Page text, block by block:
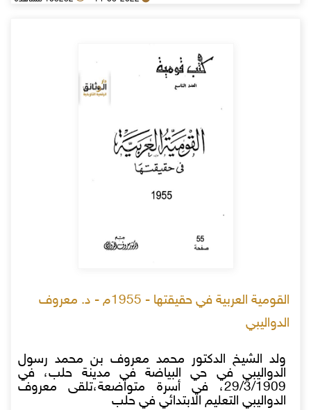
القومية العربية في حقيقتها - 1955م - د. معروف
الدواليبي
ولد الشيخ الدكتور محمد معروف بن محمد رسول
الدواليبي في حي البياضة في مدينة حلب، في
29/3/1909، في أسرة متواضعة،تلقى معروف
الدواليبي التعليم الابتدائي في حلب